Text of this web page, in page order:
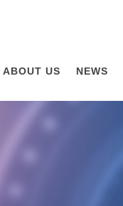
ABOUT US NEWS